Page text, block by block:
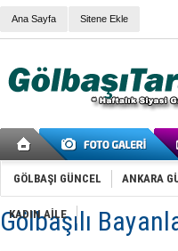
Ana Sayfa Sitene Ekle
GÖLBAŞI GÜNCEL ANKARA
KADIN AİLE
Gölbaşılı